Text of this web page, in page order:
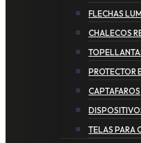
FLECHAS
CHALECOS
PROTECTOR
CAPTAFAROS
TELAS PARA